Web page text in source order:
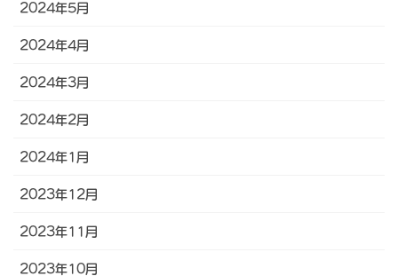
2024年5月
2024年4月
2024年3月
2024年2月
2024年1月
2023年12月
2023年11月
2023年10月